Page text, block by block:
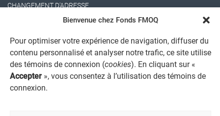
Bienvenue chez Fonds FMOQ
Pour optimiser votre expérience de navigation, diffuser du
contenu personnalisé et analyser notre trafic, ce site utilise
des témoins de connexion (cookies). En cliquant sur «
Accepter », vous consentez à l’utilisation des témoins de
connexion.
CHANGEMENT D'ADRESSE
AVIS JURIDIQUE GÉNÉRAL